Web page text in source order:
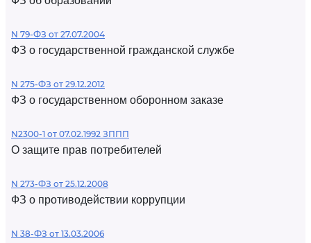
N 79-ФЗ от 27.07.2004
ФЗ о государственной гражданской службе
N 275-ФЗ от 29.12.2012
ФЗ о государственном оборонном заказе
N2300-1 от 07.02.1992 ЗППП
О защите прав потребителей
N 273-ФЗ от 25.12.2008
ФЗ о противодействии коррупции
N 38-ФЗ от 13.03.2006